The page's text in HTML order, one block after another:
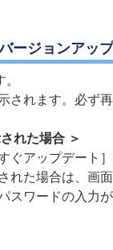
ージョンアッ
れます。必ず
れた場合 ＞
アップデート
た場合は、画
ワードの入力